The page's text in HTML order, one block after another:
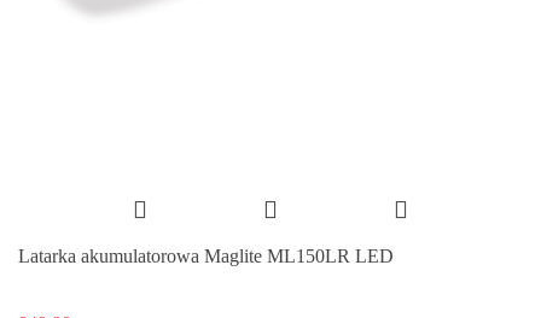
Latarka akumulatorowa Maglite ML150LR LED